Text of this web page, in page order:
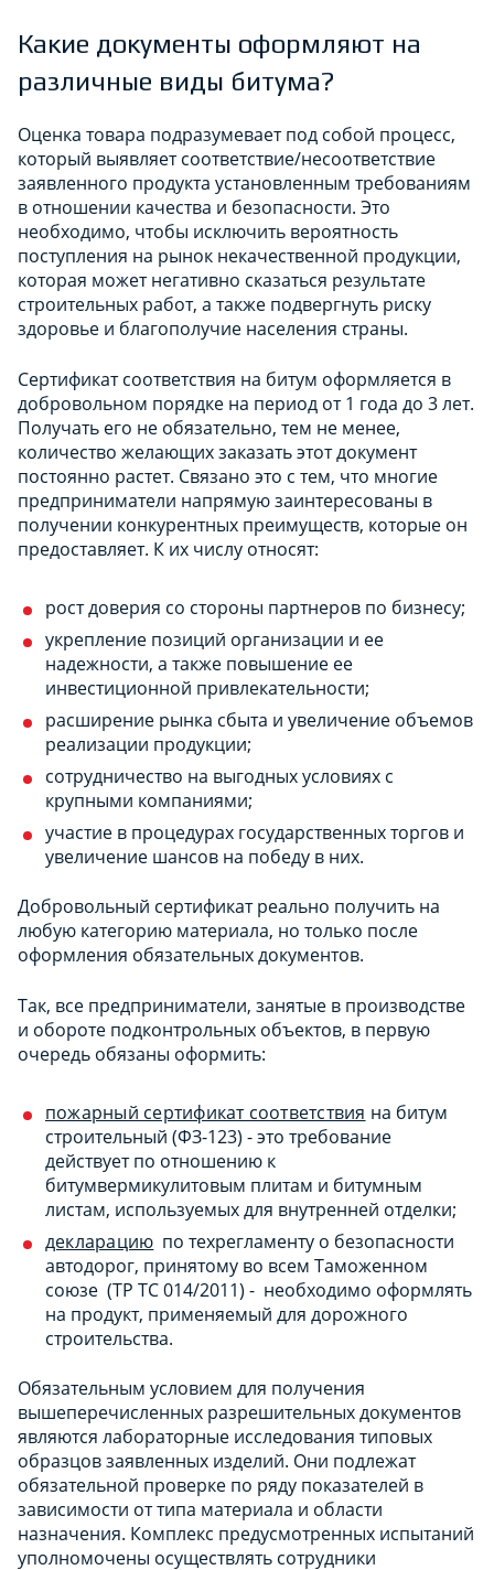
Какие документы оформляют на
различные виды битума?
Оценка товара подразумевает под собой процесс,
который выявляет соответствие/несоответствие
заявленного продукта установленным требованиям
в отношении качества и безопасности. Это
необходимо, чтобы исключить вероятность
поступления на рынок некачественной продукции,
которая может негативно сказаться результате
строительных работ, а также подвергнуть риску
здоровье и благополучие населения страны.
Сертификат соответствия на битум оформляется в
добровольном порядке на период от 1 года до 3 лет.
Получать его не обязательно, тем не менее,
количество желающих заказать этот документ
постоянно растет. Связано это с тем, что многие
предприниматели напрямую заинтересованы в
получении конкурентных преимуществ, которые он
предоставляет. К их числу относят:
рост доверия со стороны партнеров по бизнесу;
укрепление позиций организации и ее
надежности, а также повышение ее
инвестиционной привлекательности;
расширение рынка сбыта и увеличение объемов
реализации продукции;
сотрудничество на выгодных условиях с
крупными компаниями;
участие в процедурах государственных торгов и
увеличение шансов на победу в них.
Добровольный сертификат реально получить на
любую категорию материала, но только после
оформления обязательных документов.
Так, все предприниматели, занятые в производстве
и обороте подконтрольных объектов, в первую
очередь обязаны оформить:
пожарный сертификат соответствия на битум
строительный (ФЗ-123) - это требование
действует по отношению к
битумвермикулитовым плитам и битумным
листам, используемых для внутренней отделки;
декларацию по техрегламенту о безопасности
автодорог, принятому во всем Таможенном
союзе (ТР ТС 014/2011) - необходимо оформлять
на продукт, применяемый для дорожного
строительства.
Обязательным условием для получения
вышеперечисленных разрешительных документов
являются лабораторные исследования типовых
образцов заявленных изделий. Они подлежат
обязательной проверке по ряду показателей в
зависимости от типа материала и области
назначения. Комплекс предусмотренных испытаний
уполномочены осуществлять сотрудники